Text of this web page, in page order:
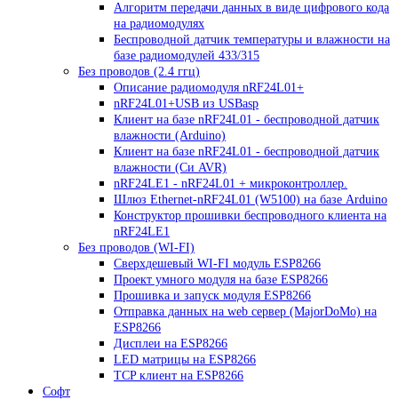
Алгоритм передачи данных в виде цифрового кода
на радиомодулях
Беспроводной датчик температуры и влажности на
базе радиомодулей 433/315
Без проводов (2.4 ггц)
Описание радиомодуля nRF24L01+
nRF24L01+USB из USBasp
Клиент на базе nRF24L01 - беспроводной датчик
влажности (Arduino)
Клиент на базе nRF24L01 - беспроводной датчик
влажности (Си AVR)
nRF24LE1 - nRF24L01 + микроконтроллер.
Шлюз Ethernet-nRF24L01 (W5100) на базе Arduino
Конструктор прошивки беспроводного клиента на
nRF24LE1
Без проводов (WI-FI)
Сверхдешевый WI-FI модуль ESP8266
Проект умного модуля на базе ESP8266
Прошивка и запуск модуля ESP8266
Отправка данных на web сервер (MajorDoMo) на
ESP8266
Дисплеи на ESP8266
LED матрицы на ESP8266
TCP клиент на ESP8266
Софт